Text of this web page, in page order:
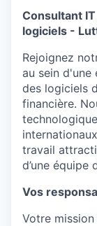
Consultant
logiciels -
Rejoignez
au sein d'une
des logiciels
financière.
travail
d’une équipe
Vos
Votre